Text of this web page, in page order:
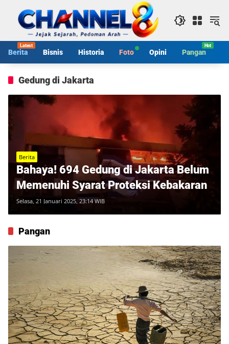
konten
Berita Bisnis Historia Foto Opini Pangan
Gedung di Jakarta
Berita
Bahaya! 694 Gedung di Jakarta Belum
Memenuhi Syarat Proteksi Kebakaran
Selasa, 21 Januari 2025, 23:14 WIB
Pangan